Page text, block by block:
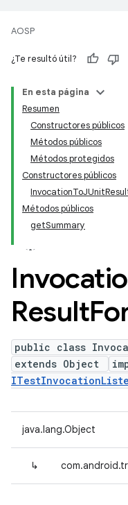
AOSP
¿Te resultó útil?
En esta página
Resumen
Constructores públicos
Métodos públicos
Métodos protegidos
Constructores públicos
Métodos públicos
getSummary
Result
public class
extends Object
java.lang.Object
↳